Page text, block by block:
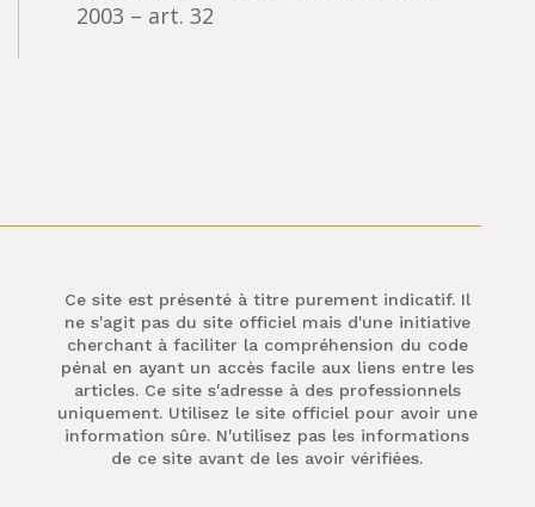
2003 – art. 32
Ce site est présenté à titre purement indicatif. Il
ne s'agit pas du site officiel mais d'une initiative
cherchant à faciliter la compréhension du code
pénal en ayant un accès facile aux liens entre les
articles. Ce site s'adresse à des professionnels
uniquement. Utilisez le site officiel pour avoir une
information sûre. N'utilisez pas les informations
de ce site avant de les avoir vérifiées.